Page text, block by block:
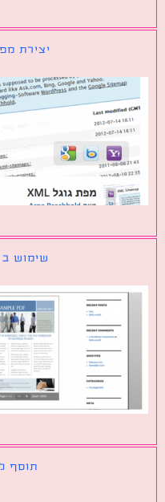
יצירת מפת
שימוש ב PDF בוורדפרס והצגתו
תוסף